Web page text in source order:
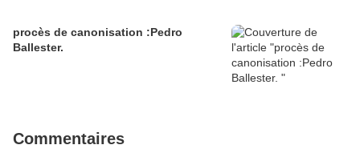
procès de canonisation :Pedro
Ballester.
Commentaires